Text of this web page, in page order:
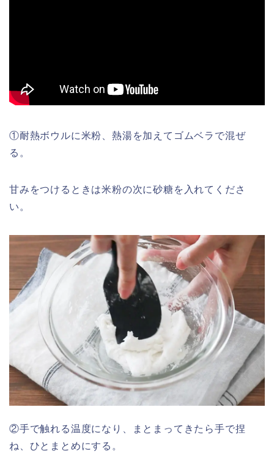
①耐熱ボウルに米粉、熱湯を加えてゴムベラで混ぜ
る。
甘みをつけるときは米粉の次に砂糖を入れてくださ
い。
②手で触れる温度になり、まとまってきたら手で捏
ね、ひとまとめにする。